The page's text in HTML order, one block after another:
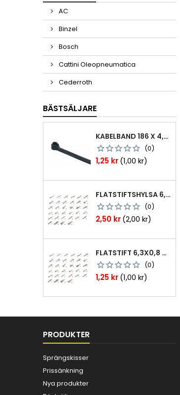
AC
Binzel
Bosch
Cattini Oleopneumatica
Cederroth
BÄSTSÄLJARE
KABELBAND 186 X 4,8MM TY25MX TY-RAP SVARTA 1000 ST
(0)
Pris
1,25 kr(1,00 kr)
FLATSTIFTSHYLSA 6,3X0,8 1,0-2,5 MM² 100ST NABB
(0)
Pris
2,50 kr(2,00 kr)
FLATSTIFT 6,3X0,8 M. NABB 1,0-2,5 MM2 100ST
(0)
Pris
1,25 kr(1,00 kr)
PRODUKTER
Sprängskisser
Prissänkning
Nya produkter